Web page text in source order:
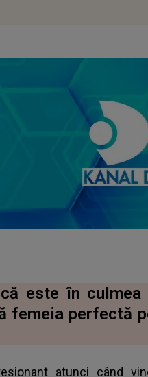
este în
femeia perfectă
atunci când